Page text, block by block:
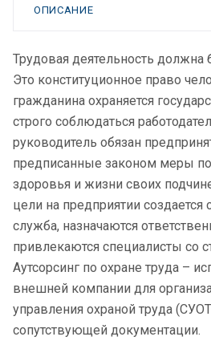
ОПИСАНИЕ
Трудовая деятельность должна
Это конституционное право
гражданина охраняется
строго соблюдаться
руководитель обязан
предписанные законом меры
здоровья и жизни своих
цели на предприятии создается
служба, назначаются
привлекаются специалисты со
Аутсорсинг по охране труда –
внешней компании для
управления охраной труда
сопутствующей документации.